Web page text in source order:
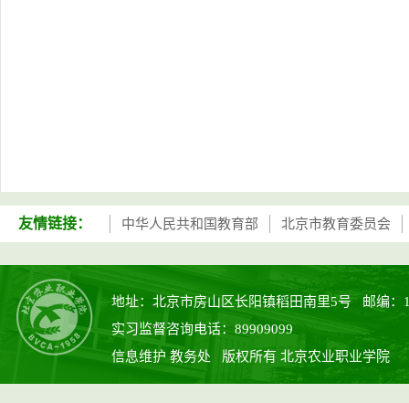
友情链接： 中华人民共和国教育部 北京市教育委员会
地址：北京市房山区长阳镇稻田南里5号 邮编：
实习监督咨询电话：89909099
信息维护 教务处 版权所有 北京农业职业学院